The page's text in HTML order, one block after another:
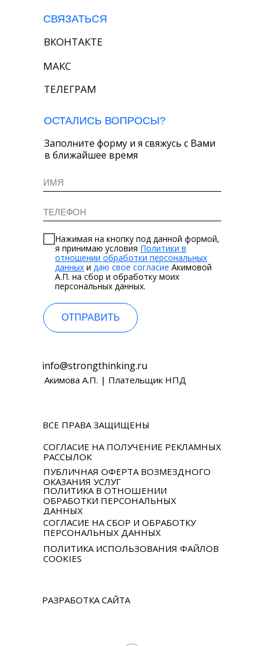
РАЗРАБОТКА САЙТА
ВКОНТАКТЕ
MAКС
ТЕЛЕГРАМ
info@strongthinking.ru
ВСЕ ПРАВА ЗАЩИЩЕНЫ
Акимова А.П. | Плательщик НПД
ПОЛИТИКА В ОТНОШЕНИИ
ОБРАБОТКИ ПЕРСОНАЛЬНЫХ
ДАННЫХ
Заполните форму и я свяжусь с Вами
в ближайшее время
СВЯЗАТЬСЯ
ОСТАЛИСЬ ВОПРОСЫ?
Нажимая на кнопку под данной формой,
я принимаю условия Политики в
отношении обработки персональных
данных и даю свое согласие Акимовой
А.П. на сбор и обработку моих
персональных данных.
ОТПРАВИТЬ
СОГЛАСИЕ НА СБОР И ОБРАБОТКУ
ПЕРСОНАЛЬНЫХ ДАННЫХ
ПОЛИТИКА ИСПОЛЬЗОВАНИЯ ФАЙЛОВ
COOKIES
ПУБЛИЧНАЯ ОФЕРТА ВОЗМЕЗДНОГО
ОКАЗАНИЯ УСЛУГ
СОГЛАСИЕ НА ПОЛУЧЕНИЕ РЕКЛАМНЫХ
РАССЫЛОК